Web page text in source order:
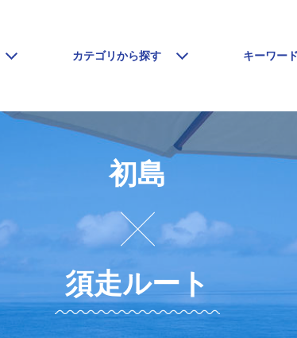
カテゴリから探す キーワー
初島
須走ルート